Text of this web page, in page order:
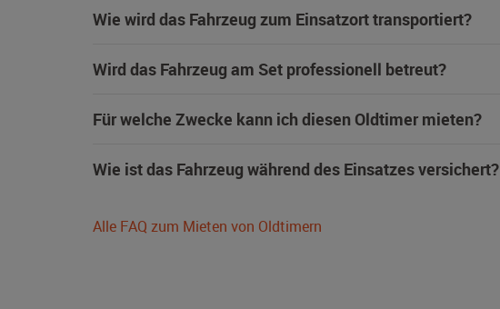
Wie wird das Fahrzeug zum Einsatzort transportiert?
Wird das Fahrzeug am Set professionell betreut?
Für welche Zwecke kann ich diesen Oldtimer mieten?
Wie ist das Fahrzeug während des Einsatzes versichert?
Alle FAQ zum Mieten von Oldtimern